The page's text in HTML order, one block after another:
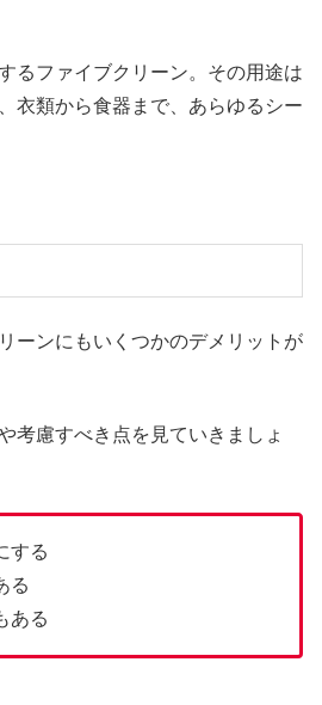
るファイブクリーン。その用途は
衣類から食器まで、あらゆるシー
ーンにもいくつかのデメリットが
考慮すべき点を見ていきましょ
する
る
ある